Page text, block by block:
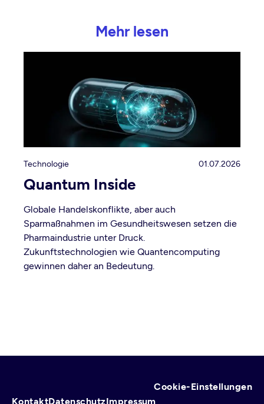
Mehr lesen
Technologie 01.07.2026
Quantum Inside
Globale Handelskonflikte, aber auch
Sparmaßnahmen im Gesundheitswesen setzen die
Pharmaindustrie unter Druck.
Zukunftstechnologien wie Quantencomputing
gewinnen daher an Bedeutung.
Cookie-Einstellungen
Fußzeile
KontaktDatenschutzImpressum